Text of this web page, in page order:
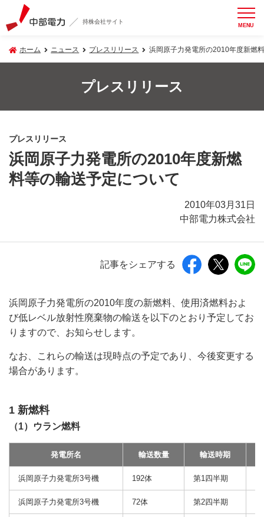
持株会社サイト MENU
ホーム ニュース プレスリリース 浜岡原子力発電所の2010年度新燃
プレスリリース
プレスリリース
浜岡原子力発電所の2010年度新燃
料等の輸送予定について
2010年03月31日
中部電力株式会社
記事をシェアする
浜岡原子力発電所の2010年度の新燃料、使用済燃料およ
び低レベル放射性廃棄物の輸送を以下のとおり予定してお
りますので、お知らせします。
なお、これらの輸送は現時点の予定であり、今後変更する
場合があります。
1 新燃料
（1）ウラン燃料
発電所名 輸送数量 輸送時期
浜岡原子力発電所3号機 192体 第1四半期
浜岡原子力発電所3号機 72体 第2四半期